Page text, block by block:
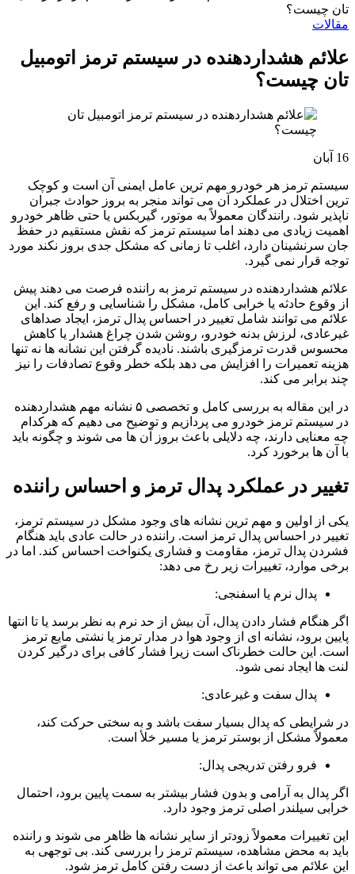
تان چیست؟
مقالات
علائم هشداردهنده در سیستم ترمز اتومبیل
تان چیست؟
16 آبان
سیستم ترمز هر خودرو مهم ترین عامل ایمنی آن است و کوچک
ترین اختلال در عملکرد آن می تواند منجر به بروز حوادث جبران
ناپذیر شود. رانندگان معمولاً به موتور، گیربکس یا حتی ظاهر خودرو
اهمیت زیادی می دهند اما سیستم ترمز که نقش مستقیم در حفظ
جان سرنشینان دارد، اغلب تا زمانی که مشکل جدی بروز نکند مورد
توجه قرار نمی گیرد.
علائم هشداردهنده در سیستم ترمز به راننده فرصت می دهند پیش
از وقوع حادثه یا خرابی کامل، مشکل را شناسایی و رفع کند. این
علائم می توانند شامل تغییر در احساس پدال ترمز، ایجاد صداهای
غیرعادی، لرزش بدنه خودرو، روشن شدن چراغ هشدار یا کاهش
محسوس قدرت ترمزگیری باشند. نادیده گرفتن این نشانه ها نه تنها
هزینه تعمیرات را افزایش می دهد بلکه خطر وقوع تصادفات را نیز
چند برابر می کند.
در این مقاله به بررسی کامل و تخصصی ۵ نشانه مهم هشداردهنده
در سیستم ترمز خودرو می پردازیم و توضیح می دهیم که هرکدام
چه معنایی دارند، چه دلایلی باعث بروز آن ها می شوند و چگونه باید
با آن ها برخورد کرد.
تغییر در عملکرد پدال ترمز و احساس راننده
یکی از اولین و مهم ترین نشانه های وجود مشکل در سیستم ترمز،
تغییر در احساس پدال ترمز است. راننده در حالت عادی باید هنگام
فشردن پدال ترمز، مقاومت و فشاری یکنواخت احساس کند. اما در
برخی موارد، تغییرات زیر رخ می دهد:
پدال نرم یا اسفنجی:
اگر هنگام فشار دادن پدال، آن بیش از حد نرم به نظر برسد یا تا انتها
پایین برود، نشانه ای از وجود هوا در مدار ترمز یا نشتی مایع ترمز
است. این حالت خطرناک است زیرا فشار کافی برای درگیر کردن
لنت ها ایجاد نمی شود.
پدال سفت و غیرعادی:
در شرایطی که پدال بسیار سفت باشد و به سختی حرکت کند،
معمولاً مشکل از بوستر ترمز یا مسیر خلأ است.
فرو رفتن تدریجی پدال:
اگر پدال به آرامی و بدون فشار بیشتر به سمت پایین برود، احتمال
خرابی سیلندر اصلی ترمز وجود دارد.
این تغییرات معمولاً زودتر از سایر نشانه ها ظاهر می شوند و راننده
باید به محض مشاهده، سیستم ترمز را بررسی کند. بی توجهی به
این علائم می تواند باعث از دست رفتن کامل ترمز شود.